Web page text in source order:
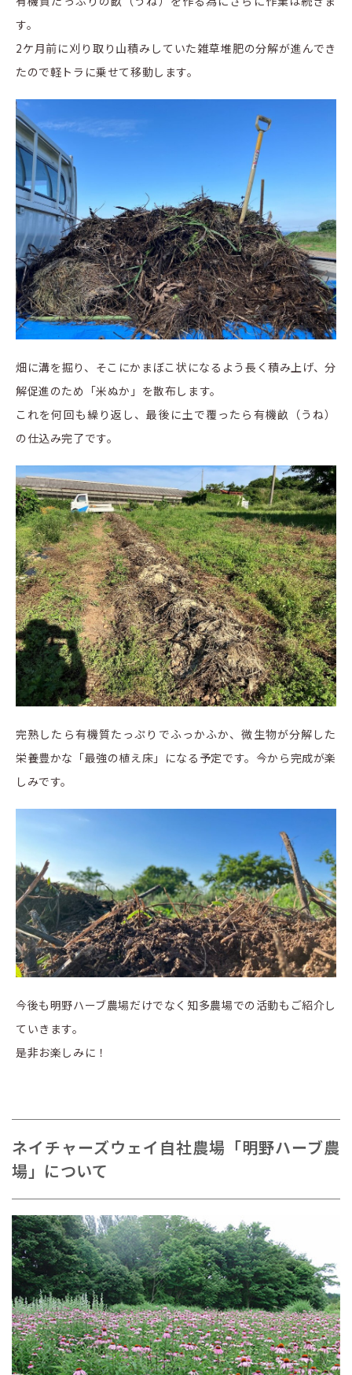
す。
2ケ月前に刈り取り山積みしていた雑草堆肥の分解が進んでき
たので軽トラに乗せて移動します。
畑に溝を掘り、そこにかまぼこ状になるよう長く積み上げ、分
解促進のため「米ぬか」を散布します。
これを何回も繰り返し、最後に土で覆ったら有機畝（うね）
の仕込み完了です。
完熟したら有機質たっぷりでふっかふか、微生物が分解した
栄養豊かな「最強の植え床」になる予定です。今から完成が楽
しみです。
今後も明野ハーブ農場だけでなく知多農場での活動もご紹介し
ていきます。
是非お楽しみに！
ネイチャーズウェイ自社農場「明野ハーブ農
場」について